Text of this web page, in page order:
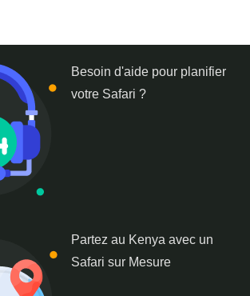
Besoin d'aide pour planifier
votre Safari ?
Partez au Kenya avec un
Safari sur Mesure